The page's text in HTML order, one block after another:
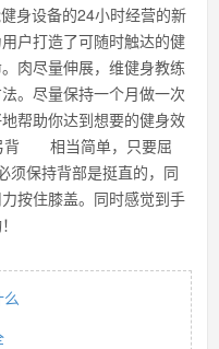
身设备的24小时经营的新
户打造了可随时触达的健
肉尽量伸展，维健身教练
。尽量保持一个月做一次
帮助你达到想要的健身效
背 相当简单，只要屈
须保持背部是挺直的，同
按住膝盖。同时感觉到手
哟！